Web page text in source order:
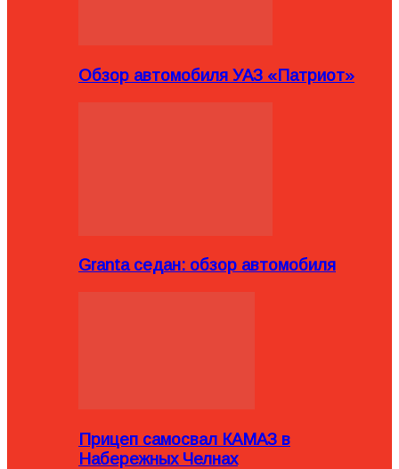
Обзор автомобиля УАЗ «Патриот»
Granta седан: обзор автомобиля
Прицеп самосвал КАМАЗ в
Набережных Челнах